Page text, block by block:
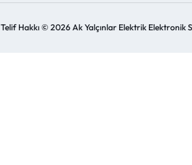
Telif Hakkı © 2026 Ak Yalçınlar Elektrik Elektronik